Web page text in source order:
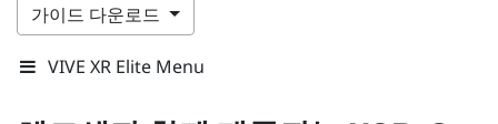
가이드 다운로드
VIVE XR Elite Menu